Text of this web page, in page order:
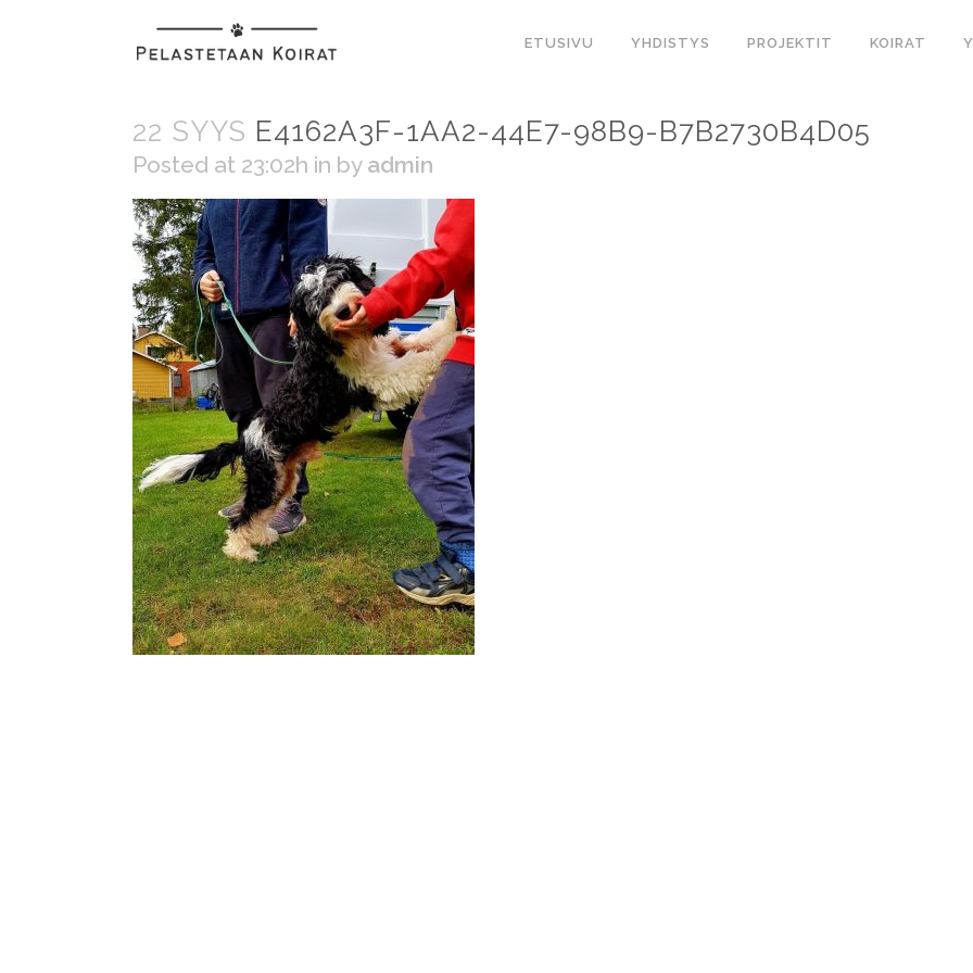
ETUSIVU YHDISTYS PROJEKTIT KOIRAT
22 SYYS E4162A3F-1AA2-44E7-98B9-B7B2730B4D05
Posted at 23:02h in by admin